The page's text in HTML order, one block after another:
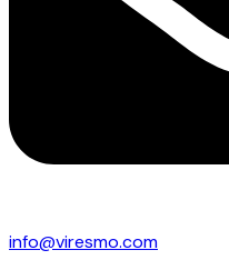
info@viresmo.com